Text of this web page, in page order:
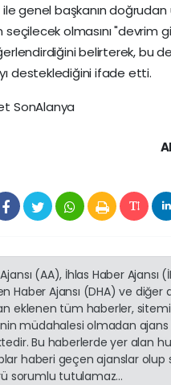
ile genel başkanın doğrudan
seçilecek olmasını "devrim
belirterek, bu
desteklediğini ifade etti.
SonAlanya
(AA), İhlas Haber Ajansı
Haber Ajansı (DHA) ve diğer
eklenen tüm haberler,
müdahalesi olmadan ajans
Bu haberlerde yer alan
haberi geçen ajanslar olup
sorumlu tutulamaz...